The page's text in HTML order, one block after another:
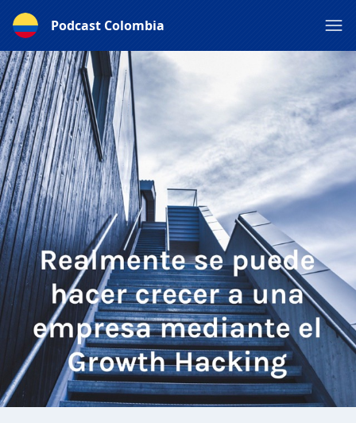
Podcast Colombia